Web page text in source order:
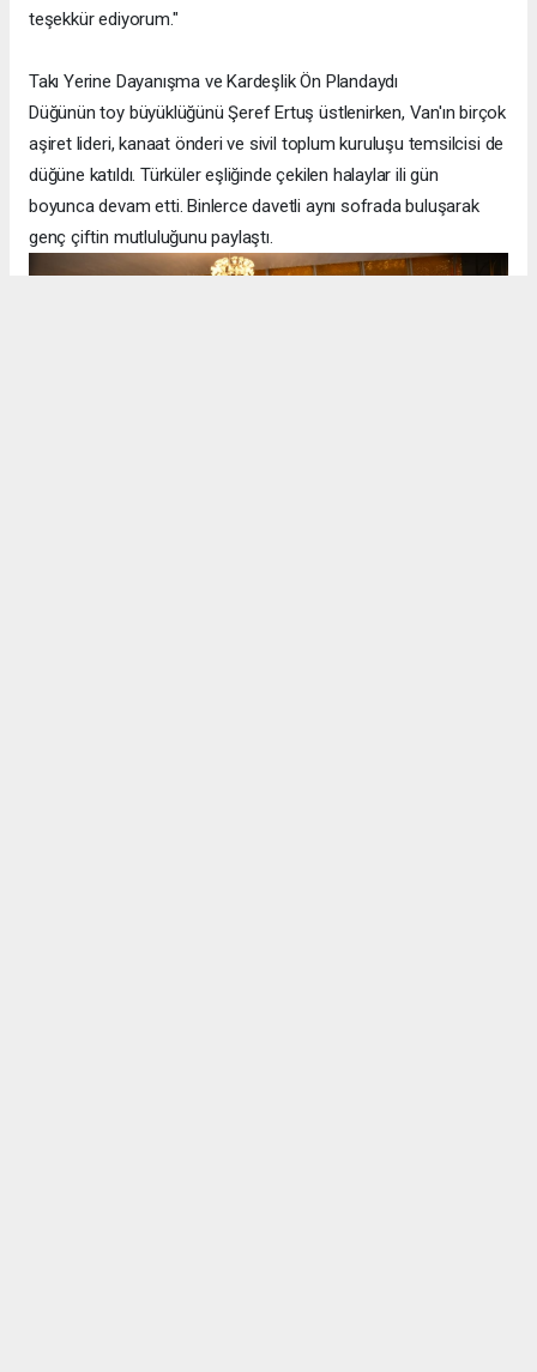
teşekkür ediyorum."
Takı Yerine Dayanışma ve Kardeşlik Ön Plandaydı
Düğünün toy büyüklüğünü Şeref Ertuş üstlenirken, Van'ın birçok
aşiret lideri, kanaat önderi ve sivil toplum kuruluşu temsilcisi de
düğüne katıldı. Türküler eşliğinde çekilen halaylar ili gün
boyunca devam etti. Binlerce davetli aynı sofrada buluşarak
genç çiftin mutluluğunu paylaştı.